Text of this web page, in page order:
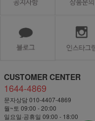
CUSTOMER CENTER
1644-4869
문자상담 010-4407-4869
월~토 09:00 - 20:00
일요일·공휴일 09:00 - 18:00